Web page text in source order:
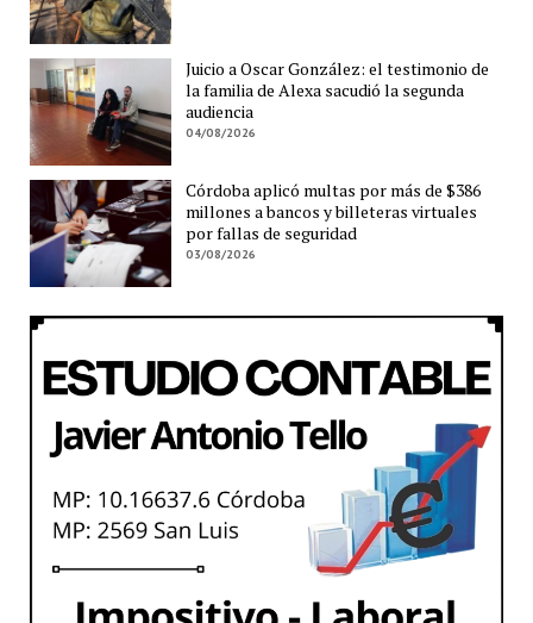
Juicio a Oscar González: el testimonio de
la familia de Alexa sacudió la segunda
audiencia
04/08/2026
Córdoba aplicó multas por más de $386
millones a bancos y billeteras virtuales
por fallas de seguridad
03/08/2026